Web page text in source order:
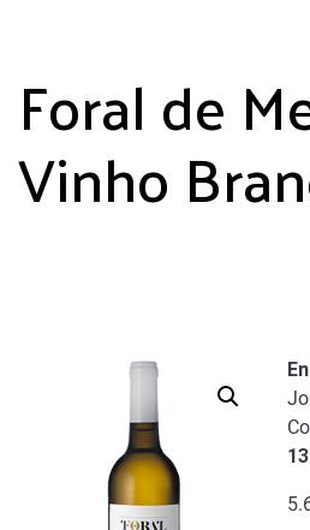
Foral de
Vinho